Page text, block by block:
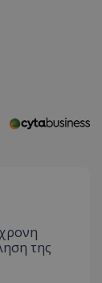
της